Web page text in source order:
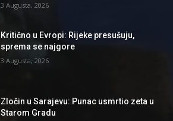
3 Augusta, 2026
Kritično u Evropi: Rijeke presušuju,
sprema se najgore
3 Augusta, 2026
Zločin u Sarajevu: Punac usmrtio zeta u
Starom Gradu